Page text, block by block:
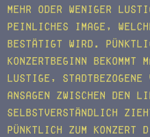
mehr oder weniger
peinliches Image,
bestätigt wird.
Konzertbeginn bekommt
lustige, stadtbezogene
Ansagen zwischen den
Selbstverständlich
pünktlich zum Konzert